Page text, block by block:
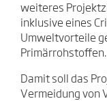
weiteres
inklusive eines
Umweltvorteile
Primärrohstoffen.
Damit soll das
Vermeidung von